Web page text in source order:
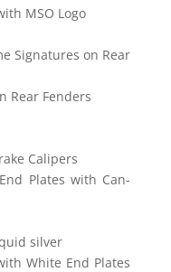
MSO Logo
Signatures on Rear
Rear Fenders
Calipers
Plates with Can-
silver
White End Plates